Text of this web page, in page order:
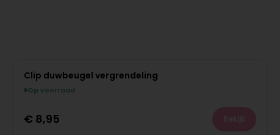
Clip duwbeugel vergrendeling
Op voorraad
€ 8,95